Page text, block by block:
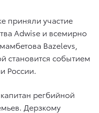
приняли участие
Adwise и всемирно
Bazelevs,
становится событием
России.
регбийной
Дерзкому